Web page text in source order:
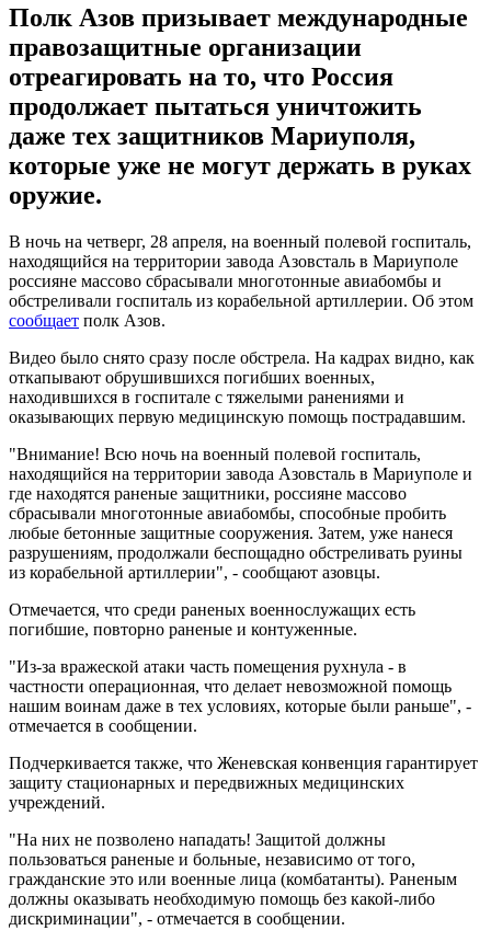
Полк Азов призывает международные
правозащитные организации
отреагировать на то, что Россия
продолжает пытаться уничтожить
даже тех защитников Мариуполя,
которые уже не могут держать в руках
оружие.
В ночь на четверг, 28 апреля, на военный полевой госпиталь,
находящийся на территории завода Азовсталь в Мариуполе
россияне массово сбрасывали многотонные авиабомбы и
обстреливали госпиталь из корабельной артиллерии. Об этом
сообщает полк Азов.
Видео было снято сразу после обстрела. На кадрах видно, как
откапывают обрушившихся погибших военных,
находившихся в госпитале с тяжелыми ранениями и
оказывающих первую медицинскую помощь пострадавшим.
"Внимание! Всю ночь на военный полевой госпиталь,
находящийся на территории завода Азовсталь в Мариуполе и
где находятся раненые защитники, россияне массово
сбрасывали многотонные авиабомбы, способные пробить
любые бетонные защитные сооружения. Затем, уже нанеся
разрушениям, продолжали беспощадно обстреливать руины
из корабельной артиллерии", - сообщают азовцы.
Отмечается, что среди раненых военнослужащих есть
погибшие, повторно раненые и контуженные.
"Из-за вражеской атаки часть помещения рухнула - в
частности операционная, что делает невозможной помощь
нашим воинам даже в тех условиях, которые были раньше", -
отмечается в сообщении.
Подчеркивается также, что Женевская конвенция гарантирует
защиту стационарных и передвижных медицинских
учреждений.
"На них не позволено нападать! Защитой должны
пользоваться раненые и больные, независимо от того,
гражданские это или военные лица (комбатанты). Раненым
должны оказывать необходимую помощь без какой-либо
дискриминации", - отмечается в сообщении.